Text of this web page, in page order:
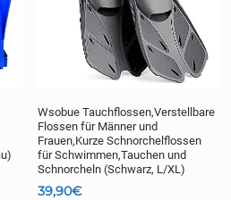
Wsobue Tauchflossen,Verstellbare
Flossen für Männer und
Frauen,Kurze Schnorchelflossen
für Schwimmen,Tauchen und
Schnorcheln (Schwarz, L/XL)
39,90€